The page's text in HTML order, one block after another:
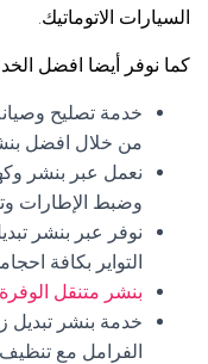
السيارات الاتوماتيك.
كما نوفر أيضا افضل
خدمة تصليح
من خلال افضل
نعمل عبر بنشر
وضبط الإطارات
نوفر عبر بنشر
التواير بكافة
بنشر متنقل الوفرة
خدمة بنشر تبديل
الفرامل مع